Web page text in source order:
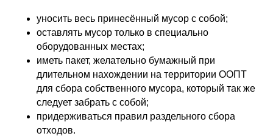
уносить весь принесённый мусор с собой;
оставлять мусор только в специально
оборудованных местах;
иметь пакет, желательно бумажный при
длительном нахождении на территории ООПТ
для сбора собственного мусора, который так же
следует забрать с собой;
придерживаться правил раздельного сбора
отходов.